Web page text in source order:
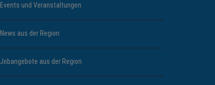
Events und Veranstaltungen
News aus der Region
Jobangebote aus der Region